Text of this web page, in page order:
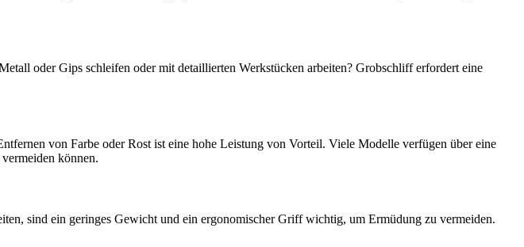
oder Gips schleifen oder mit detaillierten Werkstücken arbeiten? Grobschliff erfordert eine
von Farbe oder Rost ist eine hohe Leistung von Vorteil. Viele Modelle verfügen über eine
können.
sind ein geringes Gewicht und ein ergonomischer Griff wichtig, um Ermüdung zu vermeiden.